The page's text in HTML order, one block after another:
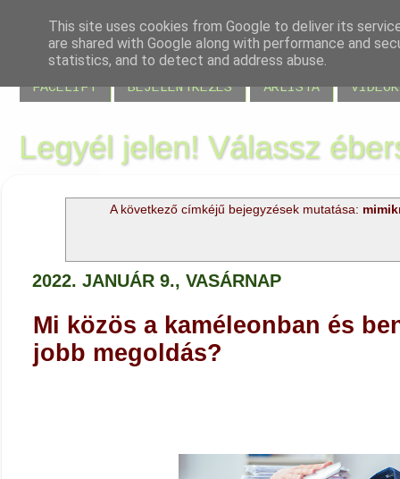
BLOG JELENLÉT VISSZAJELZÉSEK
FACELIFT
BEJELENTKEZÉS ÁRLISTA VIDEÓK
Legyél jelen! Válassz
A következő címkéjű bejegyzések mutatása:
2022. JANUÁR 9., VASÁRNAP
Mi közös a kaméleonban és
jobb megoldás?
This site uses cookies from Google to deliver its
are shared with Google along with performance and
statistics, and to detect and address abuse.